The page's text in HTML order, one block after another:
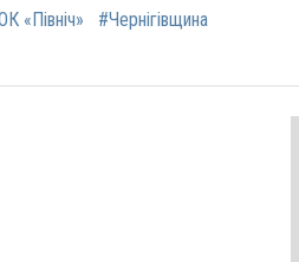
«Північ» #Чернігівщина